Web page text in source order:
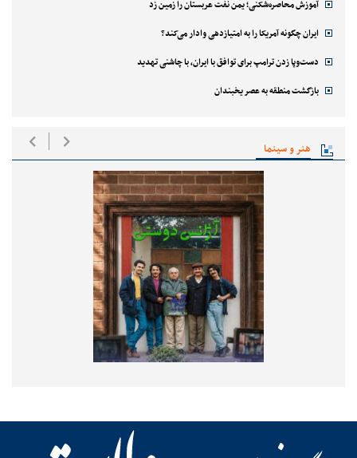
آموزش محاصره‌شکنی؛ یمن نفت عربستان را زمین زد
ایران چگونه آمریکا را به امتیازدهی وادار می‌کند؟
دست‌وپا زدن ترامپ برای توافق با ایران، با چاشنی تهدید
بازگشت منطقه به عصر یخبندان
هنر و سینما